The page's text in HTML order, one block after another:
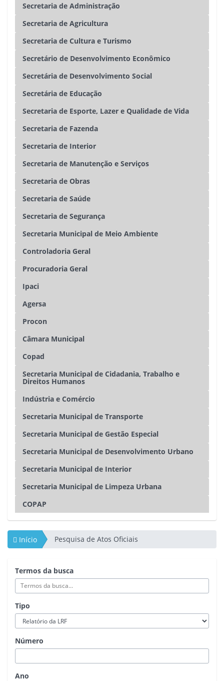
Secretaria de Administração
Secretaria de Agricultura
Secretaria de Cultura e Turismo
Secretário de Desenvolvimento Econômico
Secretária de Desenvolvimento Social
Secretária de Educação
Secretaria de Esporte, Lazer e Qualidade de Vida
Secretaria de Fazenda
Secretaria de Interior
Secretaria de Manutenção e Serviços
Secretaria de Obras
Secretaria de Saúde
Secretaria de Segurança
Secretaria Municipal de Meio Ambiente
Controladoria Geral
Procuradoria Geral
Ipaci
Agersa
Procon
Câmara Municipal
Copad
Secretaria Municipal de Cidadania, Trabalho e
Direitos Humanos
Indústria e Comércio
Secretaria Municipal de Transporte
Secretaria Municipal de Gestão Especial
Secretaria Municipal de Desenvolvimento Urbano
Secretaria Municipal de Interior
Secretaria Municipal de Limpeza Urbana
COPAP
Início Pesquisa de Atos Oficiais
Termos da busca
Tipo
Número
Ano